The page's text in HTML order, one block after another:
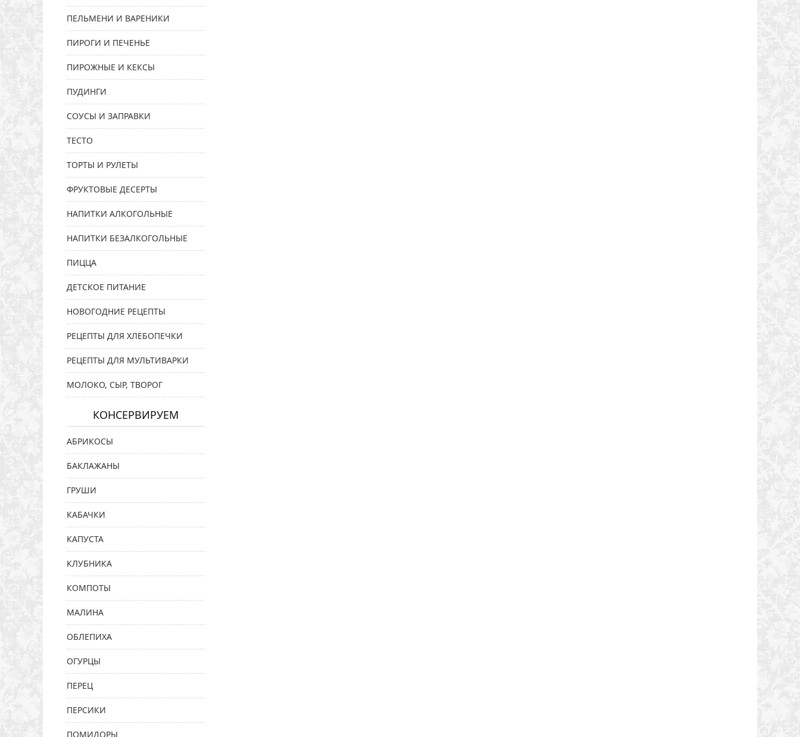
ПЕЛЬМЕНИ И ВАРЕНИКИ
ПИРОГИ И ПЕЧЕНЬЕ
ПИРОЖНЫЕ И КЕКСЫ
ПУДИНГИ
СОУСЫ И ЗАПРАВКИ
ТЕСТО
ТОРТЫ И РУЛЕТЫ
ФРУКТОВЫЕ ДЕСЕРТЫ
НАПИТКИ АЛКОГОЛЬНЫЕ
НАПИТКИ БЕЗАЛКОГОЛЬНЫЕ
ПИЦЦА
ДЕТСКОЕ ПИТАНИЕ
НОВОГОДНИЕ РЕЦЕПТЫ
РЕЦЕПТЫ ДЛЯ ХЛЕБОПЕЧКИ
РЕЦЕПТЫ ДЛЯ МУЛЬТИВАРКИ
МОЛОКО, СЫР, ТВОРОГ
КОНСЕРВИРУЕМ
АБРИКОСЫ
БАКЛАЖАНЫ
ГРУШИ
КАБАЧКИ
КАПУСТА
КЛУБНИКА
КОМПОТЫ
МАЛИНА
ОБЛЕПИХА
ОГУРЦЫ
ПЕРЕЦ
ПЕРСИКИ
ПОМИДОРЫ